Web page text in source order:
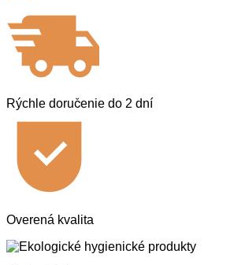
čierny
Rýchle doručenie do 2 dní
Overená kvalita